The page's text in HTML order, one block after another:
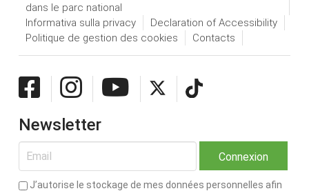
dans le parc national
Informativa sulla privacy
Declaration of Accessibility
Politique de gestion des cookies
Contacts
Newsletter
J’autorise le stockage de mes données personnelles afin